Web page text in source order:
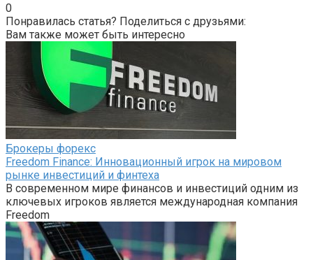
0
Понравилась статья? Поделиться с друзьями:
Вам также может быть интересно
Брокеры форекс
Freedom Finance: Инновационный игрок на мировом
рынке инвестиций и финтеха
В современном мире финансов и инвестиций одним из
ключевых игроков является международная компания
Freedom